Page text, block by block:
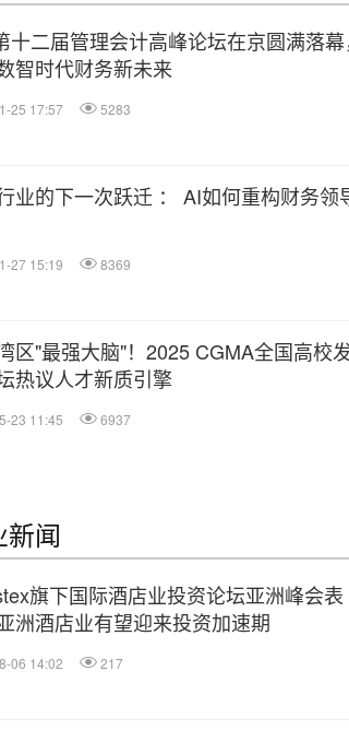
十二届管理会计高峰论坛在京圆满落幕
智时代财务新未来
25 17:57 5283
业的下一次跃迁 ： AI如何重构财务领
27 15:19 8369
区"最强大脑"！2025 CGMA全国高校
热议人才新质引擎
23 11:45 6937
闻
旗下国际酒店业投资论坛亚洲峰会表
洲酒店业有望迎来投资加速期
06 14:02 217